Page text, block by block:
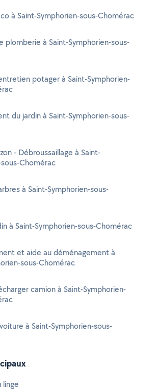
à Saint-Symphorien-sous-Chomérac
plomberie à Saint-Symphorien-sous-
potager à Saint-Symphorien-
du jardin à Saint-Symphorien-sous-
- Débroussaillage à Saint-
Chomérac
à Saint-Symphorien-sous-
à Saint-Symphorien-sous-Chomérac
et aide au déménagement à
sous-Chomérac
camion à Saint-Symphorien-
à Saint-Symphorien-sous-